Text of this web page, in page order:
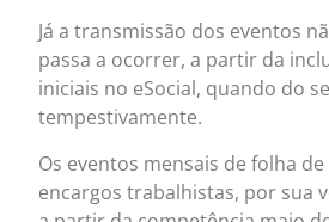
Já a transmissão dos eventos
passa a ocorrer, a partir da
iniciais no eSocial, quando do
tempestivamente.
Os eventos mensais de folha
encargos trabalhistas, por sua